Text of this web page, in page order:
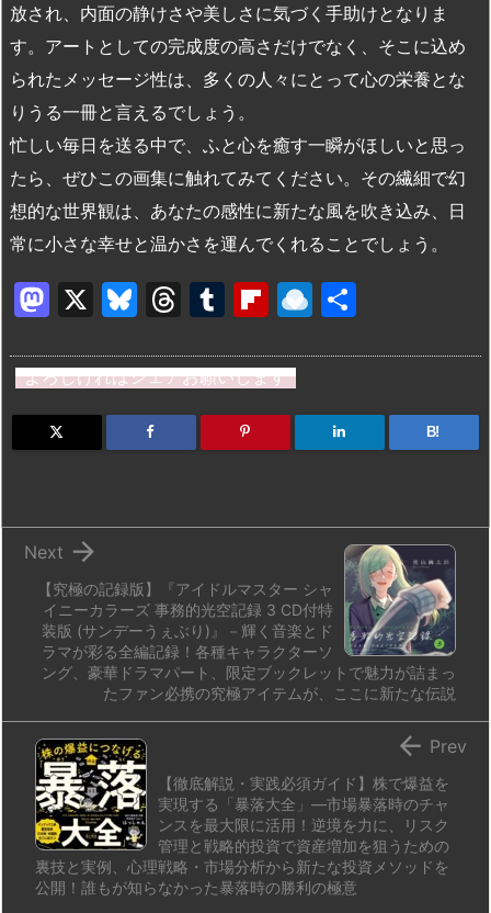
放され、内面の静けさや美しさに気づく手助けとなりま
す。アートとしての完成度の高さだけでなく、そこに込め
られたメッセージ性は、多くの人々にとって心の栄養とな
りうる一冊と言えるでしょう。
忙しい毎日を送る中で、ふと心を癒す一瞬がほしいと思っ
たら、ぜひこの画集に触れてみてください。その繊細で幻
想的な世界観は、あなたの感性に新たな風を吹き込み、日
常に小さな幸せと温かさを運んでくれることでしょう。
M
st
o
d
X
Bl
e
s
k
T
e
a
d
T
m
bl
r
Fl
b
o
ar
R
n
dr
o
よろしければシェアお願いします
B!
【究極の記録版】『アイドルマスター シャ
イニーカラーズ 事務的光空記録 3 CD付特
装版 (サンデーうぇぶり)』－輝く音楽とド
ラマが彩る全編記録！各種キャラクターソ
ング、豪華ドラマパート、限定ブックレットで魅力が詰まっ
たファン必携の究極アイテムが、ここに新たな伝説

Next
【徹底解説・実践必須ガイド】株で爆益を
実現する「暴落大全」―市場暴落時のチャ
ンスを最大限に活用！逆境を力に、リスク
管理と戦略的投資で資産増加を狙うための
裏技と実例、心理戦略・市場分析から新たな投資メソッドを
公開！誰もが知らなかった暴落時の勝利の極意
 Prev